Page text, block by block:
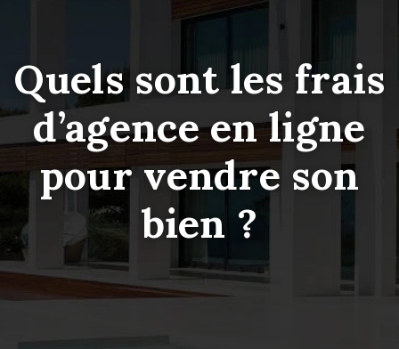
Quels sont les frais
d’agence en ligne
pour vendre son
bien ?